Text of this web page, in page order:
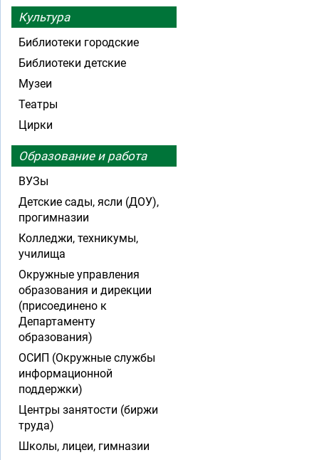
Культура
Библиотеки городские
Библиотеки детские
Музеи
Театры
Цирки
Образование и работа
ВУЗы
Детские сады, ясли (ДОУ),
прогимназии
Колледжи, техникумы,
училища
Окружные управления
образования и дирекции
(присоединено к
Департаменту
образования)
ОСИП (Окружные службы
информационной
поддержки)
Центры занятости (биржи
труда)
Школы, лицеи, гимназии